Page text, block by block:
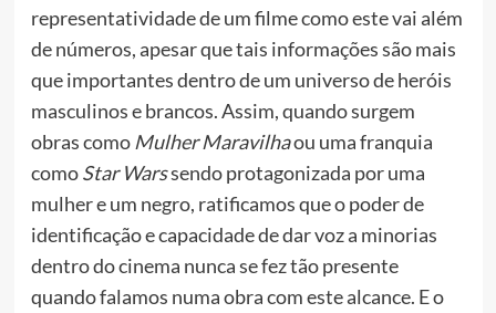
representatividade de um filme como este vai além
de números, apesar que tais informações são mais
que importantes dentro de um universo de heróis
masculinos e brancos. Assim, quando surgem
obras como Mulher Maravilhaou uma franquia
comoStar Warssendo protagonizada por uma
mulher e um negro, ratificamos que o poder de
identificação e capacidade de dar voz a minorias
dentro do cinema nunca se fez tão presente
quando falamos numa obra com este alcance. E o